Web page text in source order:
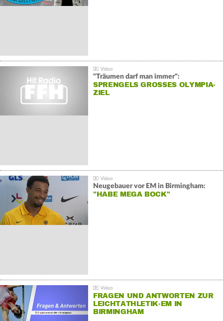
"Träumen darf man immer":
SPRENGELS GROSSES OLYMPIA-Z
IEL
Neugebauer vor EM in Birmingham:
"HABE MEGA BOCK"
FRAGEN UND ANTWORTEN ZUR
LEICHTATHLETIK-EM IN
BIRMINGHAM